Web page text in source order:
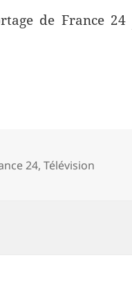
de France 24
24,Télévision